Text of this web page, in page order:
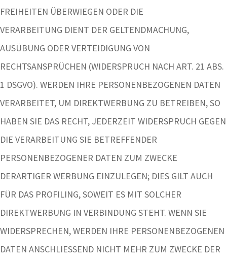
FREIHEITEN ÜBERWIEGEN ODER DIE
VERARBEITUNG DIENT DER GELTENDMACHUNG,
AUSÜBUNG ODER VERTEIDIGUNG VON
RECHTSANSPRÜCHEN (WIDERSPRUCH NACH ART. 21 ABS.
1 DSGVO). WERDEN IHRE PERSONENBEZOGENEN DATEN
VERARBEITET, UM DIREKTWERBUNG ZU BETREIBEN, SO
HABEN SIE DAS RECHT, JEDERZEIT WIDERSPRUCH GEGEN
DIE VERARBEITUNG SIE BETREFFENDER
PERSONENBEZOGENER DATEN ZUM ZWECKE
DERARTIGER WERBUNG EINZULEGEN; DIES GILT AUCH
FÜR DAS PROFILING, SOWEIT ES MIT SOLCHER
DIREKTWERBUNG IN VERBINDUNG STEHT. WENN SIE
WIDERSPRECHEN, WERDEN IHRE PERSONENBEZOGENEN
DATEN ANSCHLIESSEND NICHT MEHR ZUM ZWECKE DER